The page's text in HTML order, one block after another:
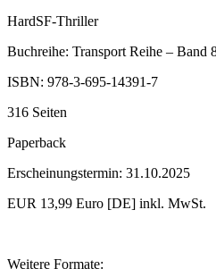
HardSF-Thriller
Buchreihe: Transport Reihe – Band
ISBN: 978-3-695-14391-7
316 Seiten
Paperback
Erscheinungstermin: 31.10.2025
EUR 13,99 Euro [DE] inkl. MwSt.
Weitere Formate: